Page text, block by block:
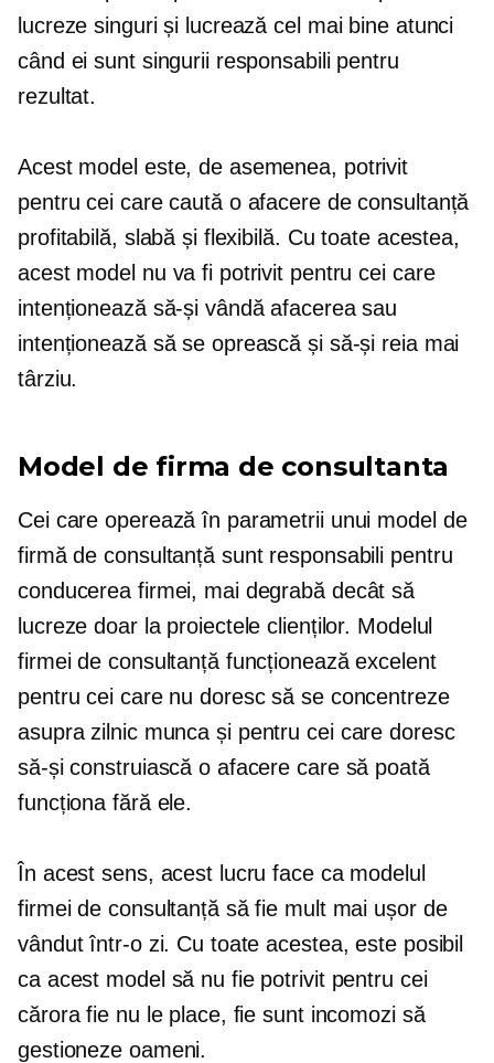
lucreze singuri și lucrează cel mai bine atunci
când ei sunt singurii responsabili pentru
rezultat.
Acest model este, de asemenea, potrivit
pentru cei care caută o afacere de consultanță
profitabilă, slabă și flexibilă. Cu toate acestea,
acest model nu va fi potrivit pentru cei care
intenționează să-și vândă afacerea sau
intenționează să se oprească și să-și reia mai
târziu.
Model de firma de consultanta
Cei care operează în parametrii unui model de
firmă de consultanță sunt responsabili pentru
conducerea firmei, mai degrabă decât să
lucreze doar la proiectele clienților. Modelul
firmei de consultanță funcționează excelent
pentru cei care nu doresc să se concentreze
asupra zilnicmunca și pentru cei care doresc
să-și construiască o afacere care să poată
funcționa fără ele.
În acest sens, acest lucru face ca modelul
firmei de consultanță să fie mult mai ușor de
vândut într-o zi. Cu toate acestea, este posibil
ca acest model să nu fie potrivit pentru cei
cărora fie nu le place, fie sunt incomozi să
gestioneze oameni.